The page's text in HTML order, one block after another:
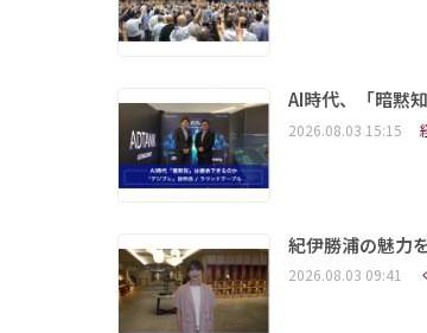
AI時代、「暗黙
2026.08.03 15:15
紀伊勝浦の魅力
2026.08.03 09:41